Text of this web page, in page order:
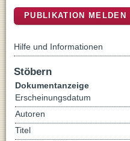
PUBLIKATION MELDEN
Hilfe und Informationen
Stöbern
Dokumentanzeige
Erscheinungsdatum
Autoren
Titel